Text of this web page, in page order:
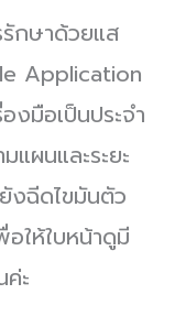
ษาด้วยแส
Application
งมือเป็นประจำ
แผนและระยะ
งฉีดไขมันตัว
อให้ใบหน้าดูมี
ะ